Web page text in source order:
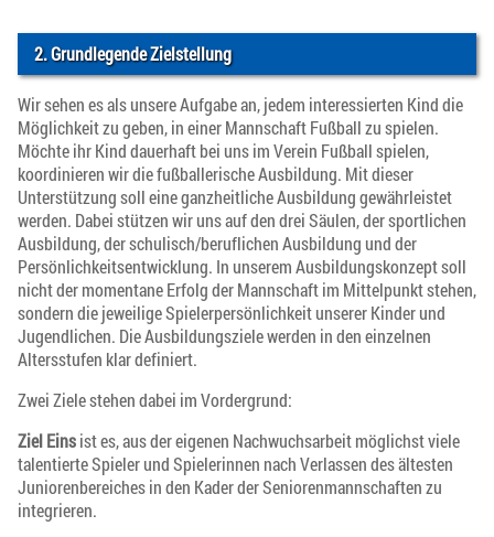
2. Grundlegende Zielstellung
Wir sehen es als unsere Aufgabe an, jedem interessierten Kind die
Möglichkeit zu geben, in einer Mannschaft Fußball zu spielen.
Möchte ihr Kind dauerhaft bei uns im Verein Fußball spielen,
koordinieren wir die fußballerische Ausbildung. Mit dieser
Unterstützung soll eine ganzheitliche Ausbildung gewährleistet
werden. Dabei stützen wir uns auf den drei Säulen, der sportlichen
Ausbildung, der schulisch/beruflichen Ausbildung und der
Persönlichkeitsentwicklung. In unserem Ausbildungskonzept soll
nicht der momentane Erfolg der Mannschaft im Mittelpunkt stehen,
sondern die jeweilige Spielerpersönlichkeit unserer Kinder und
Jugendlichen. Die Ausbildungsziele werden in den einzelnen
Altersstufen klar definiert.
Zwei Ziele stehen dabei im Vordergrund:
Ziel Einsist es, aus der eigenen Nachwuchsarbeit möglichst viele
talentierte Spieler und Spielerinnen nach Verlassen des ältesten
Juniorenbereiches in den Kader der Seniorenmannschaften zu
integrieren.